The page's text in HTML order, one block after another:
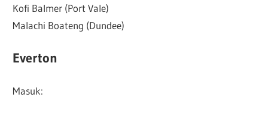
Kofi Balmer (Port Vale)
Malachi Boateng (Dundee)
Everton
Masuk: